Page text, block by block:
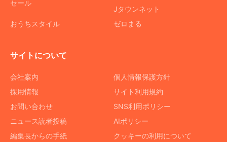
セール
おうちスタイル
Jタウンネット
ゼロまる
サイトについて
会社案内
採用情報
お問い合わせ
ニュース読者投稿
編集長からの手紙
個人情報保護方針
サイト利用規約
SNS利用ポリシー
AIポリシー
クッキーの利用について